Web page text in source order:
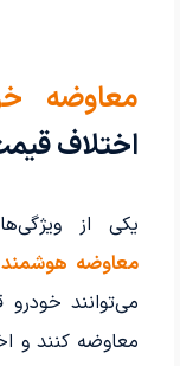
معاوضه
اختلاف
یکی از
معاوضه
می‌توانند
معاوضه کنند و